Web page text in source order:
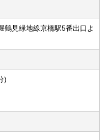
鶴見緑地線京橋駅5番出口よ
)